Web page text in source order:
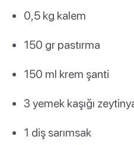
0,5 kg kalem
150 gr pastırma
150 ml krem şanti
3 yemek kaşığı
1 diş sarımsak